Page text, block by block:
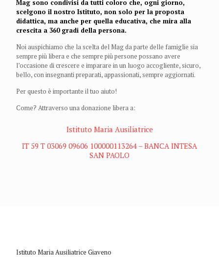
Mag sono condivisi da tutti coloro che, ogni giorno,
scelgono il nostro Istituto, non solo per la proposta
didattica, ma anche per quella educativa, che mira alla
crescita a 360 gradi della persona.
Noi auspichiamo che la scelta del Mag da parte delle famiglie sia
sempre più libera e che sempre più persone possano avere
l’occasione di crescere e imparare in un luogo accogliente, sicuro,
bello, con insegnanti preparati, appassionati, sempre aggiornati.
Per questo è importante il tuo aiuto!
Come? Attraverso una donazione libera a:
Istituto Maria Ausiliatrice
IT 59 T 03069 09606 100000113264 – BANCA INTESA
SAN PAOLO
Istituto Maria Ausiliatrice Giaveno